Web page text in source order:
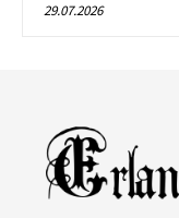
29.07.2026